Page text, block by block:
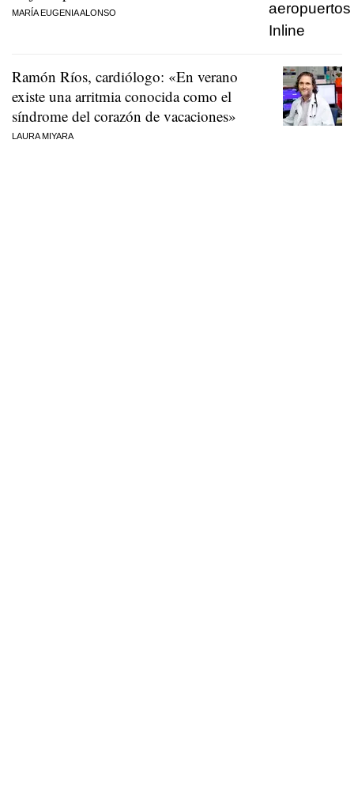
MARÍA EUGENIA ALONSO
Ramón Ríos, cardiólogo: «En verano
existe una arritmia conocida como el
síndrome del corazón de vacaciones»
LAURA MIYARA